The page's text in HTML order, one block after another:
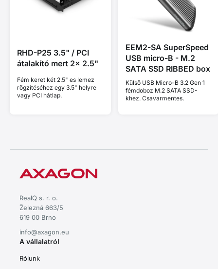
RHD-P25 3.5" / PCI
átalakító mert 2x 2.5"
Fém keret két 2.5" es lemez
rögzítéséhez egy 3.5" helyre
vagy PCI hátlap.
EEM2-SA SuperSpeed
USB micro-B - M.2
SATA SSD RIBBED box
Külső USB Micro-B 3.2 Gen 1
fémdoboz M.2 SATA SSD-
khez. Csavarmentes.
RealQ s. r. o.
Železná 663/5
619 00 Brno
info@axagon.eu
A vállalatról
Rólunk